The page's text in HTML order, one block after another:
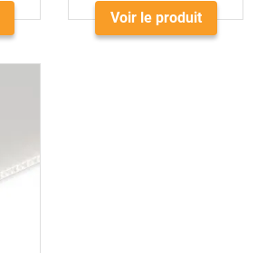
Voir le produit